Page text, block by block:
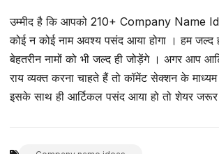
उम्मीद है कि आपको 210+ Company Name
कोई न कोई नाम अवश्य पसंद आया होगा । हम जल्द
बेहतरीन नामों को भी जल्द ही जोड़ेंगे । अगर आप
राय व्यक्त करना चाहते हैं तो कॉमेंट सेक्शन के
इसके साथ ही आर्टिकल पसंद आया हो तो शेयर